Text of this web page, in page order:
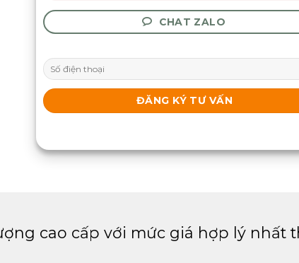
CHAT ZALO
cao cấp với mức giá hợp lý nhất